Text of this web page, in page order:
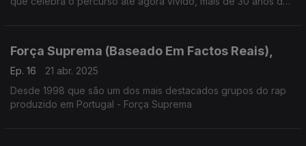
Força Suprema (Baseado Em Factos Reais),
Ep. 16
21 abr. 2025
Desde 1998 que são um dos mais destacados grupos do rap
produzido em Portugal - Força Suprema